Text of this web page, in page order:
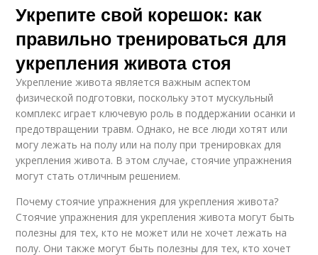
Укрепите свой корешок: как
правильно тренироваться для
укрепления живота стоя
Укрепление живота является важным аспектом
физической подготовки, поскольку этот мускульный
комплекс играет ключевую роль в поддержании осанки и
предотвращении травм. Однако, не все люди хотят или
могу лежать на полу или на полу при тренировках для
укрепления живота. В этом случае, стоячие упражнения
могут стать отличным решением.
Почему стоячие упражнения для укрепления живота?
Стоячие упражнения для укрепления живота могут быть
полезны для тех, кто не может или не хочет лежать на
полу. Они также могут быть полезны для тех, кто хочет